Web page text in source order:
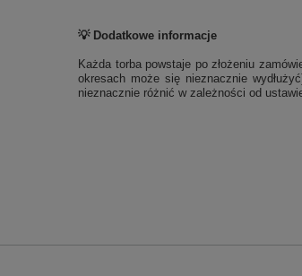
💡 Dodatkowe informacje
Każda torba powstaje po złożeniu
okresach może się nieznacznie
nieznacznie różnić w zależności od